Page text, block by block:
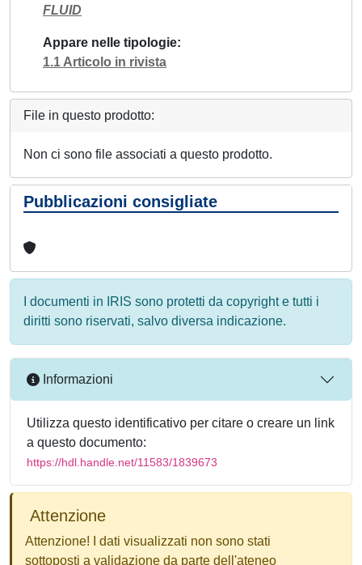
FLUID
Appare nelle tipologie
1.1 Articolo in rivista
File in questo prodotto:
Non ci sono file associati a questo prodotto.
Pubblicazioni consigliate
I documenti in IRIS sono protetti da copyright e tutti i
diritti sono riservati, salvo diversa indicazione.
Informazioni
Utilizza questo identificativo per citare o creare un link
a questo documento:
https://hdl.handle.net/11583/1839673
Attenzione
Attenzione! I dati visualizzati non sono stati
sottoposti a validazione da parte dell'ateneo